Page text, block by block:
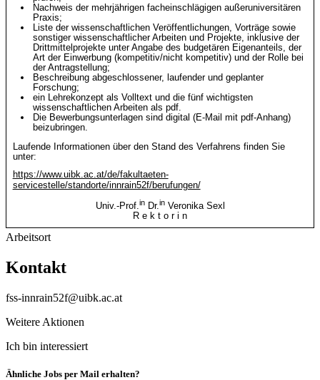
Nachweis der mehrjährigen facheinschlägigen außeruniversitären
Praxis;
Liste der wissenschaftlichen Veröffentlichungen, Vorträge sowie
sonstiger wissenschaftlicher Arbeiten und Projekte, inklusive der
Drittmittelprojekte unter Angabe des budgetären Eigenanteils, der
Art der Einwerbung (kompetitiv/nicht kompetitiv) und der Rolle bei
der Antragstellung;
Beschreibung abgeschlossener, laufender und geplanter
Forschung;
ein Lehrekonzept als Volltext und die fünf wichtigsten
wissenschaftlichen Arbeiten als pdf.
Die Bewerbungsunterlagen sind digital (E-Mail mit pdf-Anhang)
beizubringen.
Laufende Informationen über den Stand des Verfahrens finden Sie
unter:
https://www.uibk.ac.at/de/fakultaeten-
servicestelle/standorte/innrain52f/berufungen/
Univ.-Prof.inDr.inVeronika Sexl
R e k t o r i n
Arbeitsort
Kontakt
fss-innrain52f@uibk.ac.at
Weitere Aktionen
Ich bin interessiert
Ähnliche Jobs per Mail erhalten?